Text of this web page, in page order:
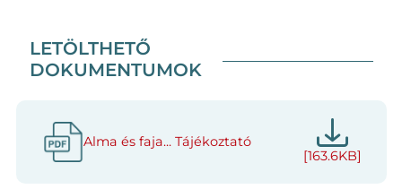
LETÖLTHETŐ
DOKUMENTUMOK
Alma és faja... Tájékoztató
[163.6KB]